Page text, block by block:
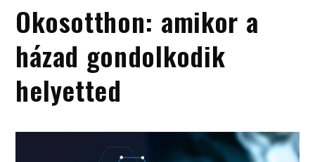
Okosotthon: amikor a
házad gondolkodik
helyetted